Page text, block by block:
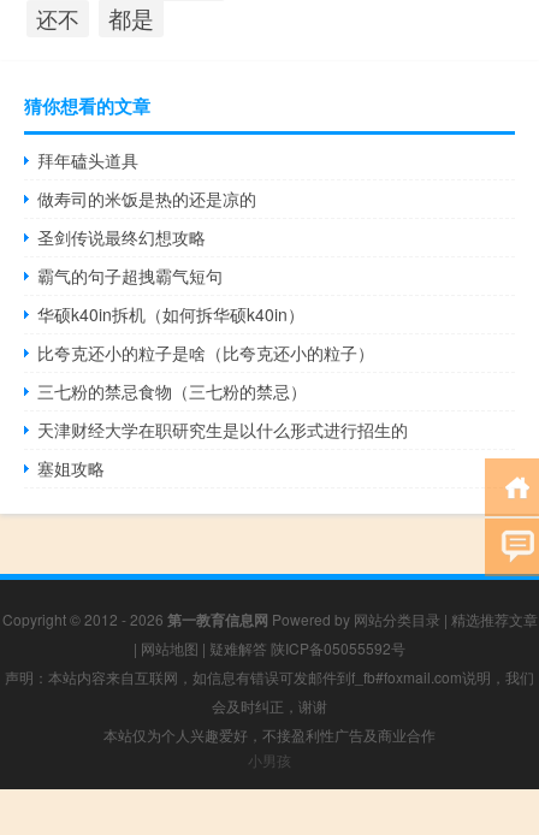
还不 都是
猜你想看的文章
拜年磕头道具
做寿司的米饭是热的还是凉的
圣剑传说最终幻想攻略
霸气的句子超拽霸气短句
华硕k40in拆机（如何拆华硕k40in）
比夸克还小的粒子是啥（比夸克还小的粒子）
三七粉的禁忌食物（三七粉的禁忌）
天津财经大学在职研究生是以什么形式进行招生的
塞姐攻略
Copyright © 2012 - 2026 第一教育信息网 Powered by 网站分类目录 | 精选推荐文章
| 网站地图 | 疑难解答 陕ICP备05055592号
声明：本站内容来自互联网，如信息有错误可发邮件到f_fb#foxmail.com说明，我们
会及时纠正，谢谢
本站仅为个人兴趣爱好，不接盈利性广告及商业合作
小男孩